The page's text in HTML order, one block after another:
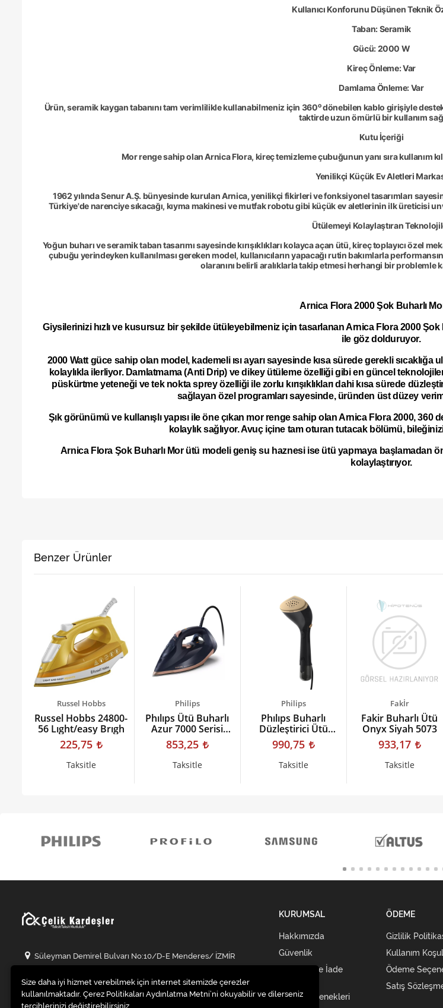
Kullanıcı Konforunu Düşünen Teknik
Taban:Seramik
Gücü:2000 W
Kireç Önleme:Var
Damlama Önleme:Var
Ürün, seramik kaygan tabanını tam verimlilikle kullanabilmeniz için 360odönebilen kablo girişiyle
taktirde uzun ömürlü bir kullanım
Kutu İçeriği
Mor renge sahip olan Arnica Flora, kireç temizleme çubuğunun yanı sıra kullanım
Yenilikçi Küçük Ev Aletleri
1962 yılında Senur A.Ş. bünyesinde kurulan Arnica, yenilikçi fikirleri ve fonksiyonel tasarımları
Türkiye'de narenciye sıkacağı, kıyma makinesi ve mutfak robotu gibi küçük ev aletlerinin ilk üreticisi
Ütülemeyi Kolaylaştıran
Yoğun buharı ve seramik taban tasarımı sayesinde kırışıklıkları kolayca açan ütü, kireç toplayıcı özel
çubuğu yerindeyken kullanılması gereken model, kullanıcıların yapacağı rutin bakımlarla
olaranını belirli aralıklarla takip etmesi herhangi bir problemle
Arnica Flora 2000 Şok Buharlı
Giysilerinizi hızlı ve kusursuz bir şekilde ütüleyebilmeniz için tasarlanan Arnica Flora 2000
ile göz dolduruyor.
2000 Watt güce sahip olan model, kademeli ısı ayarı sayesinde kısa sürede gerekli
kolaylıkla ilerliyor. Damlatmama (Anti Drip) ve dikey ütüleme özelliği gibi en güncel
püskürtme yeteneği ve tek nokta sprey özelliği ile zorlu kırışıklıkları dahi kısa sürede
sağlayan özel programları sayesinde, üründen üst düzey
Şık görünümü ve kullanışlı yapısı ile öne çıkan mor renge sahip olan Arnica Flora 2000,
kolaylık sağlıyor. Avuç içine tam oturan tutacak bölümü,
Arnica Flora Şok Buharlı Mor ütü modeli geniş su haznesi ise ütü yapmaya başlamadan
kolaylaştırıyor.
Benzer Ürünler
Russel Hobbs
Russel Hobbs 24800-
56 Lıght/easy Brıgh
225,75
Taksitle
Philips
Phılıps Ütü Buharlı
Azur 7000 Serisi
Dst7510/80
853,25
Taksitle
Philips
Phılıps Buharlı
Düzleştirici Ütü
Gc810/20 Steam &
Go
990,75
Taksitle
Fakİr
Fakir Buharlı Ütü
Onyx Siyah 5073
933,17
Taksitle
Süleyman Demirel Bulvarı No:10/D-E Menderes/ İZMİR
info@celikkardesleravm.com
KURUMSAL
Hakkımızda
Güvenlik
Teslimat ve İade
Kargo Seçenekleri
ÖDEME
Gizlilik
Kullanım
Ödeme
Satış
Size daha iyi hizmet verebilmek için internet sitemizde çerezler
kullanılmaktadır. Çerez Politikaları Aydınlatma Metni’ni okuyabilir ve dilerseniz
tercihlerinizi değiştirebilirsiniz.